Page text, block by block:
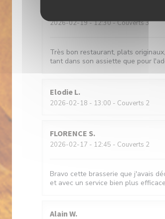
2026-02-19- 12:30 - Couverts 3
Très bon restaurant, plats
tant dans son assiette que pour
Elodie L
2026-02-18 - 13:00 - Couverts 2
FLORENCE S
2026-02-17 - 12:45 - Couverts 2
Bravo cette brasserie que j'avais
et avec un service bien plus
Alain W